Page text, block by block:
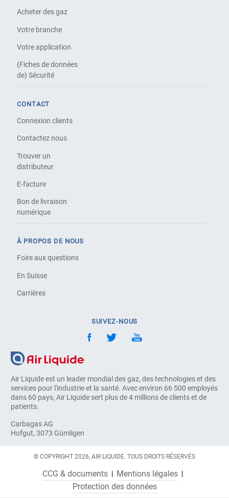
Air Liquide est un leader mondial des gaz, des technologies et des
services pour l'industrie et la santé. Avec environ 66 500 employés
dans 60 pays, Air Liquide sert plus de 4 millions de clients et de
patients.
Carbagas AG
Hofgut, 3073 Gümligen
Acheter des gaz
Votre branche
Votre application
(Fiches de données
de) Sécurité
CONTACT
Connexion clients
Contactez nous
Trouver un
distributeur
E-facture
Bon de livraison
numérique
À PROPOS DE NOUS
Foire aux questions
En Suisse
Carrières
SUIVEZ-NOUS
© COPYRIGHT 2026, AIR LIQUIDE. TOUS DROITS RÉSERVÉS
CCG & documents
Mentions légales
Protection des données